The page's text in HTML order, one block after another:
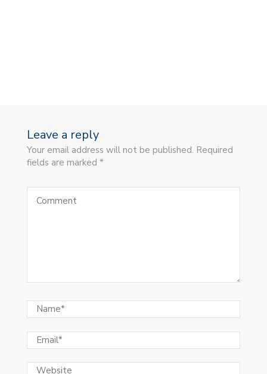
Leave a reply
Your email address will not be published. Required
fields are marked *